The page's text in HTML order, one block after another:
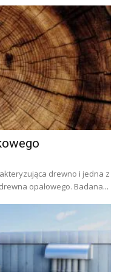
drewno i jedna z
opałowego. Badana...